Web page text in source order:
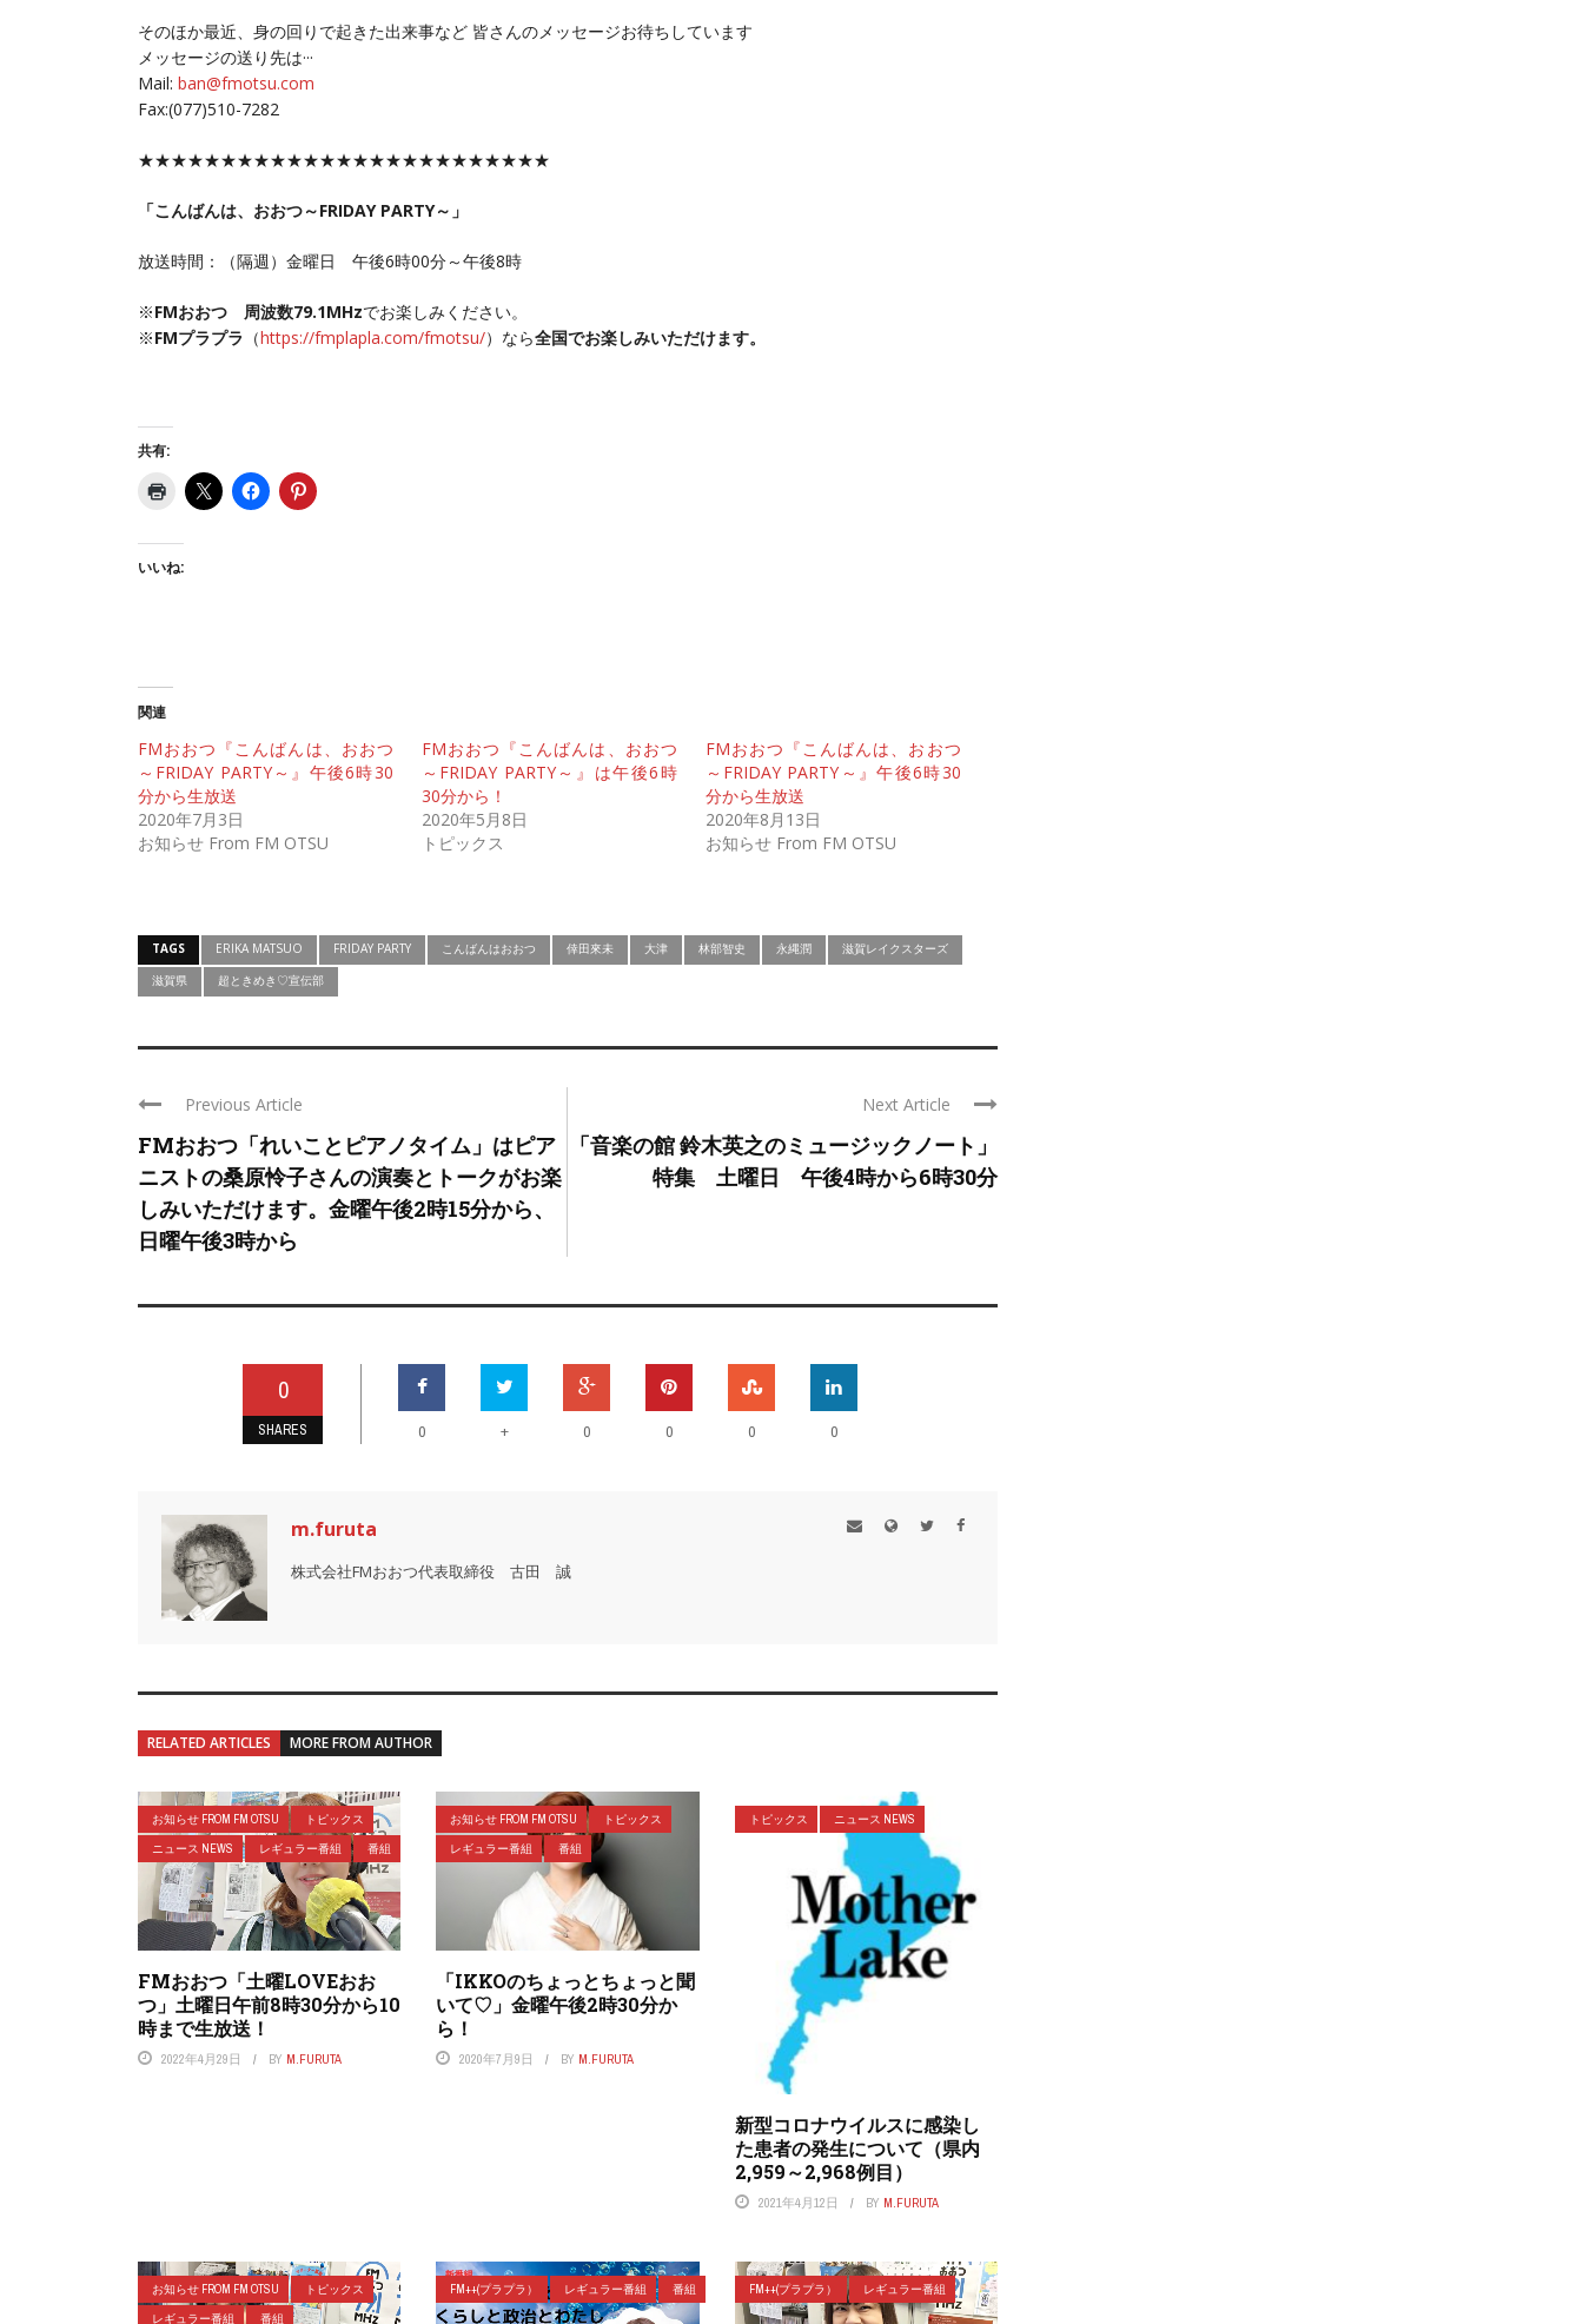
そのほか最近、身の回りで起きた出来事など 皆さんのメッセージお待ちしています
メッセージの送り先は···
Mail: ban@fmotsu.com
Fax:(077)510-7282
★★★★★★★★★★★★★★★★★★★★★★★★★
「こんばんは、おおつ～FRIDAY PARTY～」
放送時間：（隔週）金曜日 午後6時00分～午後8時
※FMおおつ 周波数79.1MHzでお楽しみください。
※FMプラプラ （https://fmplapla.com/fmotsu/）なら全国でお楽しみいただけます。
共有:
いいね:
関連
FMおおつ『こんばんは、おおつ
～FRIDAY PARTY～』午後6時30
分から生放送
2020年7月3日
お知らせ From FM OTSU
FMおおつ『こんばんは、おおつ
～FRIDAY PARTY～』は午後6時
30分から！
2020年5月8日
トピックス
FMおおつ『こんばんは、おおつ
～FRIDAY PARTY～』午後6時30
分から生放送
2020年8月13日
お知らせ From FM OTSU
TAGS ERIKA MATSUO FRIDAY PARTY こんばんはおおつ 倖田來未 大津 林部智史 永縄潤
滋賀レイクスターズ
滋賀県
超ときめき♡宣伝部
Previous Article
FMおおつ「れいことピアノタイム」はピア
ニストの桑原怜子さんの演奏とトークがお楽
しみいただけます。金曜午後2時15分から、
日曜午後3時から
Next Article
「音楽の館 鈴木英之のミュージックノート」
特集 土曜日 午後4時から6時30分
0
SHARES 0 + 0 0 0 0
m.furuta
株式会社FMおおつ代表取締役 古田 誠
RELATED ARTICLES MORE FROM AUTHOR
お知らせ FROM FM OTSU
トピックス
ニュース NEWS
レギュラー番組 番組
FMおおつ「土曜LOVEおお
つ」土曜日午前8時30分から10
時まで生放送！
2022年4月29日 BY M.FURUTA
お知らせ FROM FM OTSU
トピックス
レギュラー番組
番組
「IKKOのちょっとちょっと聞
いて♡」金曜午後2時30分か
ら！
2020年7月9日 BY M.FURUTA
トピックス ニュース NEWS
新型コロナウイルスに感染し
た患者の発生について（県内
2,959～2,968例目）
2021年4月12日 BY M.FURUTA
お知らせ FROM FM OTSU
トピックス
レギュラー番組
番組
FM++(プラプラ） レギュラー番組 番組 FM++(プラプラ） レギュラー番組